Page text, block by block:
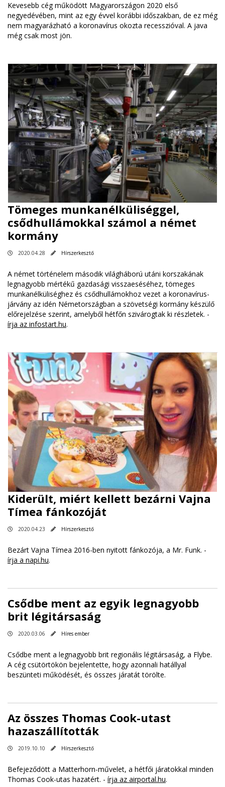
Kevesebb cég működött Magyarországon 2020 első
negyedévében, mint az egy évvel korábbi időszakban, de ez még
nem magyarázható a koronavírus okozta recesszióval. A java
még csak most jön.
Tömeges munkanélküliséggel,
csődhullámokkal számol a német
kormány
2020.04.28 Hírszerkesztő
A német történelem második világháború utáni korszakának
legnagyobb mértékű gazdasági visszaeséséhez, tömeges
munkanélküliséghez és csődhullámokhoz vezet a koronavírus-
járvány az idén Németországban a szövetségi kormány készülő
előrejelzése szerint, amelyből hétfőn szivárogtak ki részletek. -
írja az infostart.hu.
Kiderült, miért kellett bezárni Vajna
Tímea fánkozóját
2020.04.23 Hírszerkesztő
Bezárt Vajna Tímea 2016-ben nyitott fánkozója, a Mr. Funk. -
írja a napi.hu.
Csődbe ment az egyik legnagyobb
brit légitársaság
2020.03.06 Híres ember
Csődbe ment a legnagyobb brit regionális légitársaság, a Flybe.
A cég csütörtökön bejelentette, hogy azonnali hatállyal
beszünteti működését, és összes járatát törölte.
Az összes Thomas Cook-utast
hazaszállították
2019.10.10 Hírszerkesztő
Befejeződött a Matterhorn-művelet, a hétfői járatokkal minden
Thomas Cook-utas hazatért. - írja az airportal.hu.